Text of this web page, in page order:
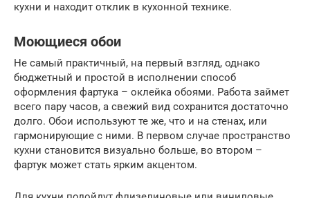
кухни и находит отклик в кухонной технике.
Моющиеся обои
Не самый практичный, на первый взгляд, однако
бюджетный и простой в исполнении способ
оформления фартука – оклейка обоями. Работа займет
всего пару часов, а свежий вид сохранится достаточно
долго. Обои используют те же, что и на стенах, или
гармонирующие с ними. В первом случае пространство
кухни становится визуально больше, во втором –
фартук может стать ярким акцентом.